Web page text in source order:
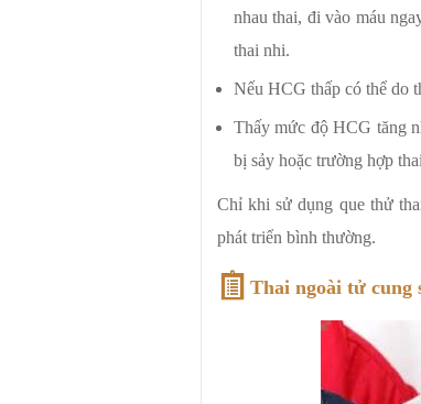
nhau thai, đi vào máu
thai nhi.
Nếu HCG thấp có thể do
Thấy mức độ HCG tăng
bị sảy hoặc trường hợp
Chỉ khi sử dụng que thử
phát triển bình thường.
Thai ngoài tử cung